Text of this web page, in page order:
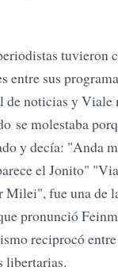
tuvieron
entre sus
de noticias y
se molestaba
y decía: "Anda
el Jonito"
Milei", fue una de
pronunció
reciprocó
libertarias.